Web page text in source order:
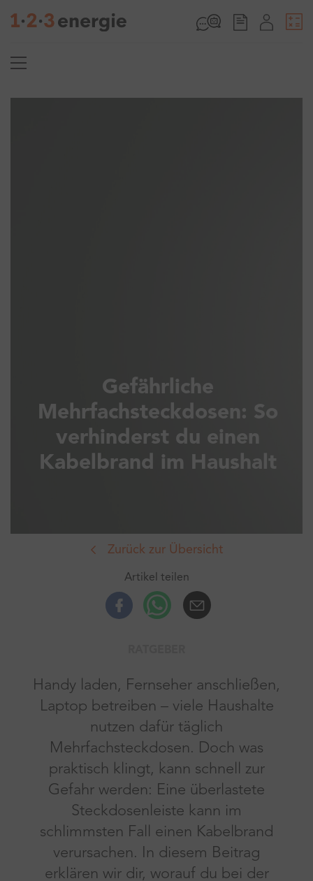
Gefährliche
Mehrfachsteckdosen: So
verhinderst du einen
Kabelbrand im Haushalt
Zurück zur Übersicht
Artikel teilen
FacebookWhatsup
Handy laden, Fernseher anschließen,
Laptop betreiben – viele Haushalte
nutzen dafür täglich
Mehrfachsteckdosen. Doch was
praktisch klingt, kann schnell zur
Gefahr werden: Eine überlastete
Steckdosenleiste kann im
schlimmsten Fall einen Kabelbrand
verursachen. In diesem Beitrag
erklären wir dir, worauf du bei der